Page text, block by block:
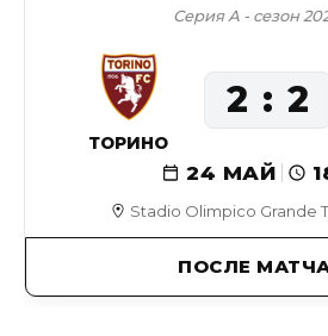
Stadio Olimpico Grande
Серия А - сезон
24 МАЙ
ТОРИНО
2 2
ПОСЛЕ